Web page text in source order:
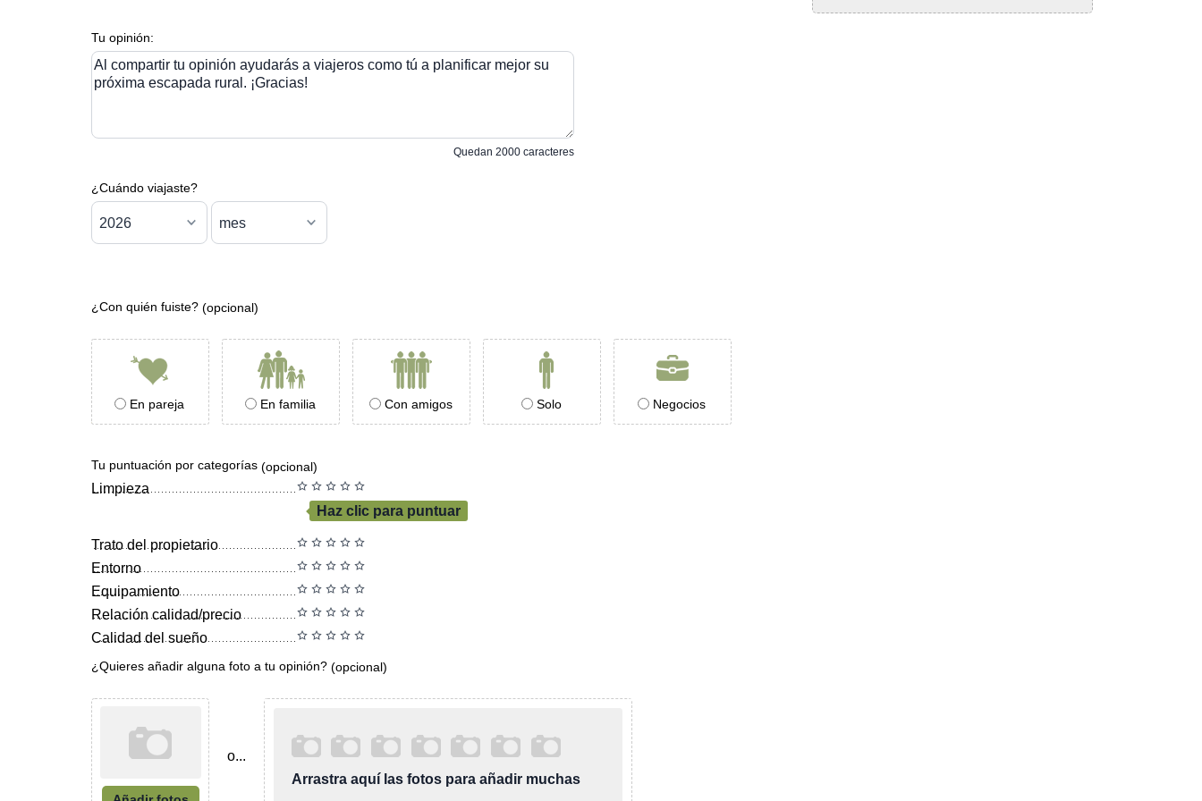
Tu opinión:
Al compartir tu opinión ayudarás a viajeros como tú a planificar mejor su
próxima escapada rural. ¡Gracias!
Quedan 2000 caracteres
¿Cuándo viajaste?
¿Con quién fuiste? (opcional)
En pareja En familia Con amigos Solo Negocios
Tu puntuación por categorías (opcional)
Limpieza
Haz clic para puntuar
Trato del propietario
Entorno
Equipamiento
Relación calidad/precio
Calidad del sueño
¿Quieres añadir alguna foto a tu opinión? (opcional)
o...
Arrastra aquí las fotos para añadir muchas